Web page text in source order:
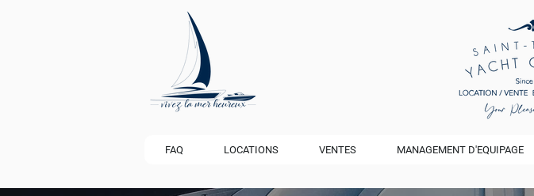
FAQ LOCATIONS VENTES MANAGEMENT D'EQUIPAGE